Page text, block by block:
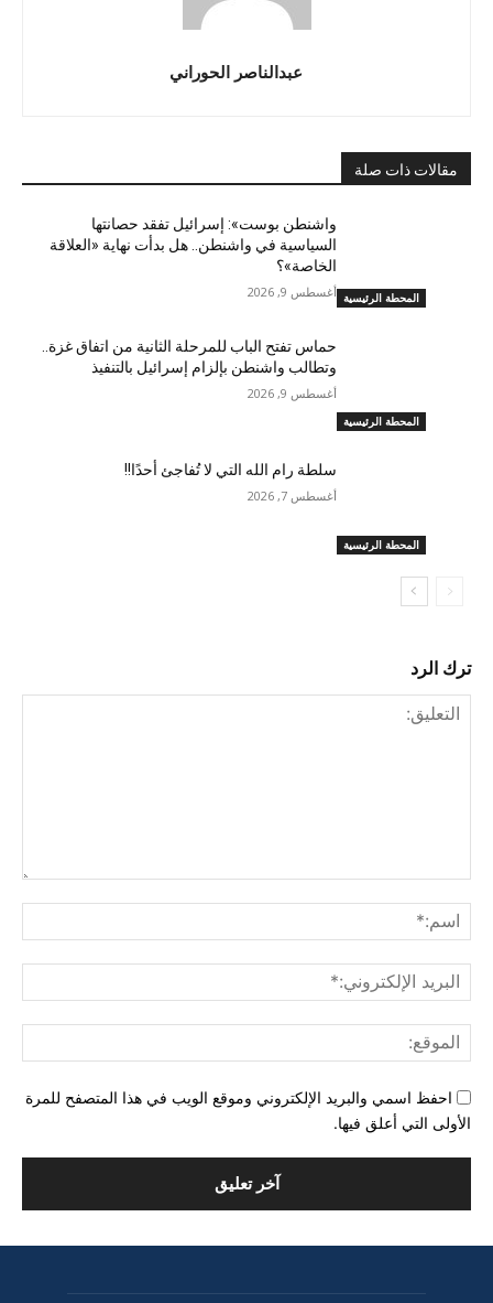
عبدالناصر الحوراني
مقالات ذات صلة
المحطة الرئيسية
واشنطن بوست»: إسرائيل تفقد حصانتها
السياسية في واشنطن.. هل بدأت نهاية «العلاقة
الخاصة»؟
أغسطس 9, 2026
المحطة الرئيسية
حماس تفتح الباب للمرحلة الثانية من اتفاق غزة..
وتطالب واشنطن بإلزام إسرائيل بالتنفيذ
أغسطس 9, 2026
المحطة الرئيسية
سلطة رام الله التي لا تُفاجئ أحدًا!!
أغسطس 7, 2026
ترك الرد
احفظ اسمي والبريد الإلكتروني وموقع الويب في هذا المتصفح للمرة
الأولى التي أعلق فيها.